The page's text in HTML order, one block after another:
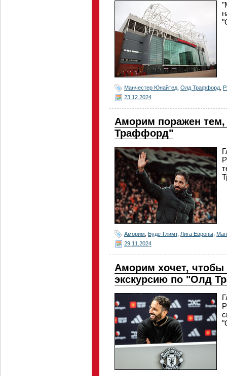
Манчестер Юнайтед Олд Траффорд
23.12.2024
Аморим поражен тем,
Траффорд"
Аморим Буде-Глимт, Лига Европы
29.11.2024
Аморим хочет,
экскурсию по "Олд